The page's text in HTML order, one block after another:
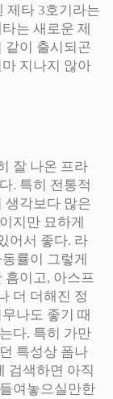
제타 3호기라는
는 새로운 제
같이 출시되곤
지나지 않아
잘 나온 프라
. 특히 전통적
생각보다 많은
지만 묘하게
어서 좋다. 라
률이 그렇게
흠이고, 아스프
더 더해진 정
나도 좋기 때
다. 특히 가만
특성상 폼나
검색하면 아직
여놓으실만한